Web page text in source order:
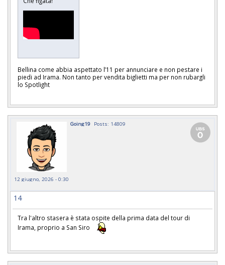
Bellina come abbia aspettato l’11 per annunciare e non pestare i
piedi ad Irama. Non tanto per vendita biglietti ma per non rubargli
lo Spotlight
Going19 Posts: 14809
12 giugno, 2026 - 0:30
14
Tra l'altro stasera è stata ospite della prima data del tour di
Irama, proprio a San Siro